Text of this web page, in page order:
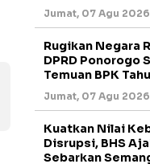
Jumat, 07 Agu 2026
Rugikan Negara
DPRD Ponorogo
Temuan BPK
Jumat, 07 Agu 2026
Kuatkan Nilai
Disrupsi, BHS
Sebarkan